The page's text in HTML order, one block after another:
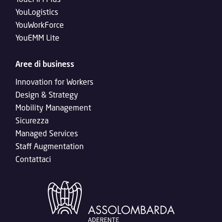
YouLogistics
YouWorkForce
YouEMM Lite
Aree di business
Innovation for Workers
Design & Strategy
Mobility Management
Sicurezza
Managed Services
Staff Augmentation
Contattaci